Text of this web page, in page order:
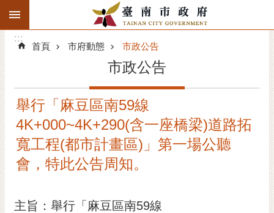
跳到主要內容區塊
搜
階
精彩府城
市府動態
市府團隊
主題服務
:::
:::
首頁 市府動態 市政公告
市政公告
舉行「麻豆區南59線
4K+000~4K+290(含一座橋梁)道路拓
寬工程(都市計畫區)」第一場公聽
會，特此公告周知。
主旨：舉行「麻豆區南59線